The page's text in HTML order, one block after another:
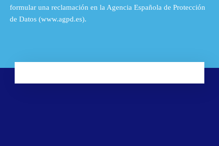
formular una reclamación en la Agencia Española de Protección
de Datos (www.agpd.es).